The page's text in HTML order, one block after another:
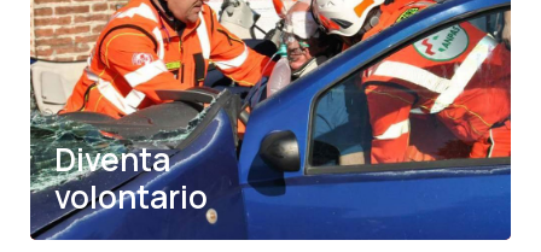
Diventa
volontario